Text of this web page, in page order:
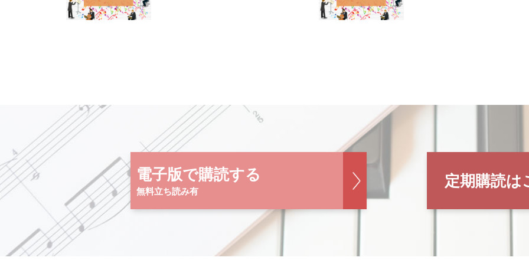
電子版で購読する
無料立ち読み有
定期購読は